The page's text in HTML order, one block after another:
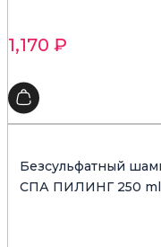
1,170 ₽
Безсульфатный
СПА ПИЛИНГ 250 ml